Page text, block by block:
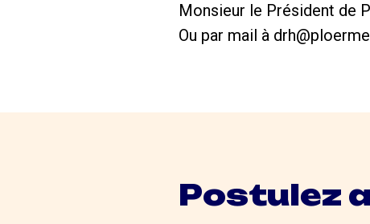
Monsieur le Président de
Ou par mail à
Postulez